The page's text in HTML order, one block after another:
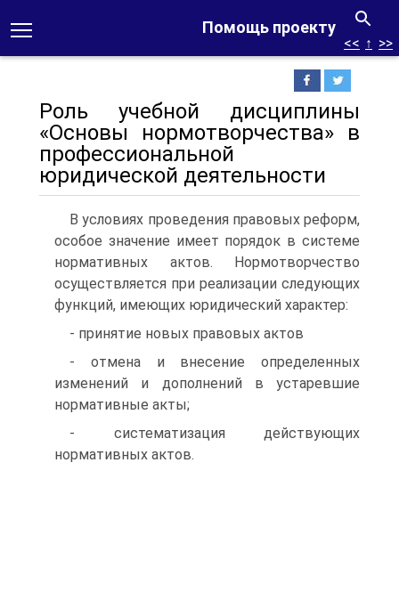
Помощь проекту
<< ↑ >>
Роль учебной дисциплины
«Основы нормотворчества» в
профессиональной
юридической деятельности
В условиях проведения правовых реформ,
особое значение имеет порядок в системе
нормативных актов. Нормотворчество
осуществляется при реализации следующих
функций, имеющих юридический характер:
- принятие новых правовых актов
- отмена и внесение определенных
изменений и дополнений в устаревшие
нормативные акты;
- систематизация действующих
нормативных актов.